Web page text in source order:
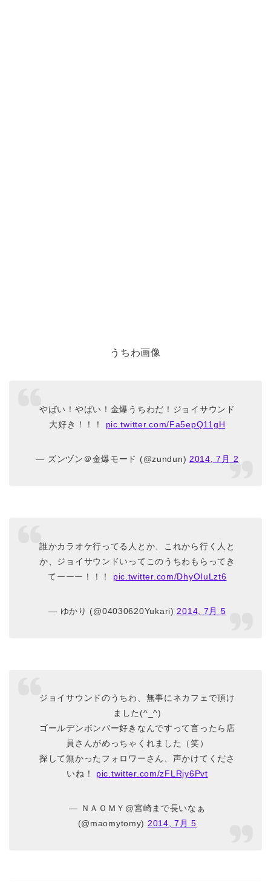
うちわ画像
やばい！やばい！金爆うちわだ！ジョイサウンド
大好き！！！ pic.twitter.com/Fa5epQ11gH
— ズンヅン＠金爆モード (@zundun) 2014, 7月 2
誰かカラオケ行ってる人とか、これから行く人と
か、ジョイサウンドいってこのうちわもらってき
てーーー！！！ pic.twitter.com/DhyOIuLzt6
— ゆかり (@04030620Yukari) 2014, 7月 5
ジョイサウンドのうちわ、無事にネカフェで頂け
ました(^_^)
ゴールデンボンバー好きなんですって言ったら店
員さんがめっちゃくれました（笑）
探して無かったフォロワーさん、声かけてくださ
いね！ pic.twitter.com/zFLRjy6Pvt
— ＮＡＯＭＹ@宮崎まで長いなぁ
(@maomytomy) 2014, 7月 5